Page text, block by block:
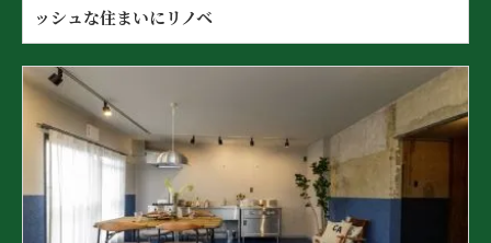
ッシュな住まいにリノベ